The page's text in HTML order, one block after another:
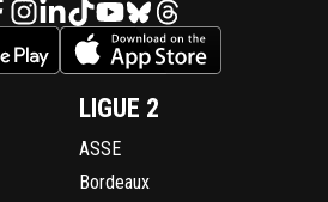
LIGUE 2
ASSE
Bordeaux